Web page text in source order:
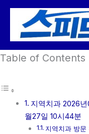
건
뛰
Table of Contents
지역치과 2026
월27일 10시44분
지역치과 방문